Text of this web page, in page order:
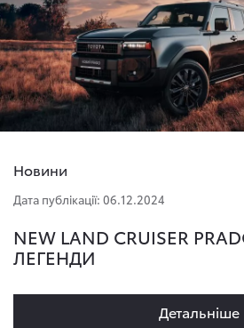
Новини
Дата публікації: 06.12.2024
NEW LAND CRUISER
ЛЕГЕНДИ
Детальнiше